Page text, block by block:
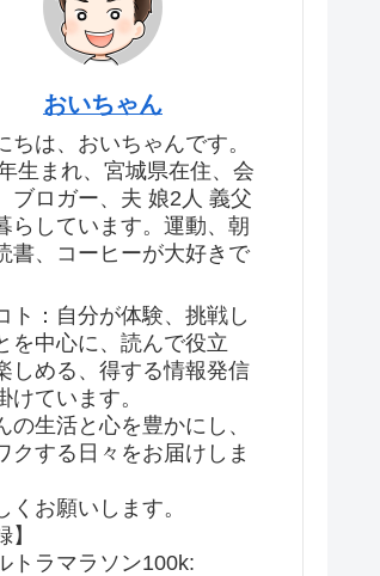
おいちゃん
ちは、おいちゃんです。
生まれ、宮城県在住、会
ブロガー、夫 娘2人 義父
らしています。運動、朝
書、コーヒーが大好きで
ト：自分が体験、挑戦し
を中心に、読んで役立
しめる、得する情報発信
けています。
の生活と心を豊かにし、
クする日々をお届けしま
くお願いします。
】
トラマラソン100k: